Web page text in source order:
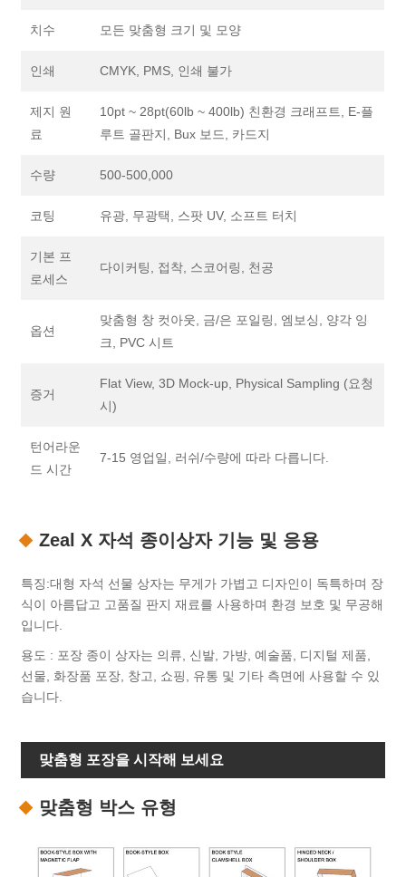
치수 모든 맞춤형 크기 및 모양
인쇄 CMYK, PMS, 인쇄 불가
제지 원
료
10pt ~ 28pt(60lb ~ 400lb) 친환경 크래프트, E-플
루트 골판지, Bux 보드, 카드지
수량 500-500,000
코팅 유광, 무광택, 스팟 UV, 소프트 터치
기본 프
로세스
다이커팅, 접착, 스코어링, 천공
옵션
맞춤형 창 컷아웃, 금/은 포일링, 엠보싱, 양각 잉
크, PVC 시트
증거
Flat View, 3D Mock-up, Physical Sampling (요청
시)
턴어라운
드 시간
7-15 영업일, 러쉬/수량에 따라 다릅니다.
Zeal X 자석 종이상자 기능 및 응용
특징:대형 자석 선물 상자는 무게가 가볍고 디자인이 독특하며 장
식이 아름답고 고품질 판지 재료를 사용하며 환경 보호 및 무공해
입니다.
용도 : 포장 종이 상자는 의류, 신발, 가방, 예술품, 디지털 제품,
선물, 화장품 포장, 창고, 쇼핑, 유통 및 기타 측면에 사용할 수 있
습니다.
맞춤형 포장을 시작해 보세요
맞춤형 박스 유형